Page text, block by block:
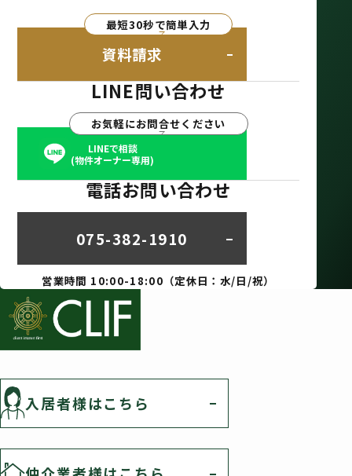
最短30秒で簡単入力
資料請求
LINE問い合わせ
お気軽にお問合せください
LINEで相談
(物件オーナー専用)
電話お問い合わせ
075-382-1910
営業時間 10:00-18:00（定休日：水/日/祝）
入居者様はこちら